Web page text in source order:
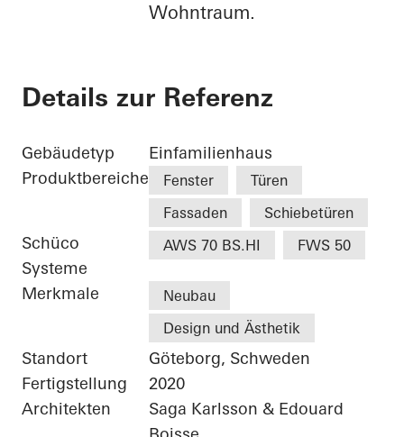
Wohntraum.
Details zur Referenz
Gebäudetyp
Einfamilienhaus
Produktbereiche
Fenster
Türen
Fassaden
Schiebetüren
Schüco
Systeme
AWS 70 BS.HI FWS 50
Merkmale
Neubau
Design und Ästhetik
Standort
Göteborg, Schweden
Fertigstellung
2020
Architekten
Saga Karlsson & Edouard